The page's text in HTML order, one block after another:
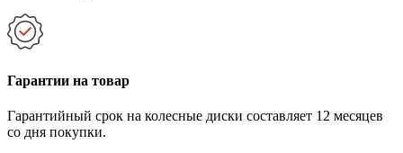
Гарантии на товар
Гарантийный срок на колесные диски составляет 12 месяцев
со дня покупки.